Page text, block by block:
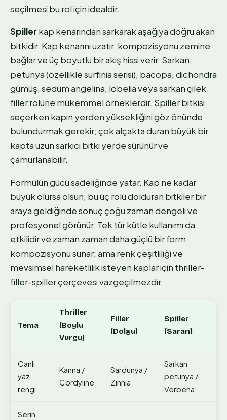
seçilmesi bu rol için idealdir.
Spiller kap kenarından sarkarak aşağıya doğru akan
bitkidir. Kap kenarını uzatır, kompozisyonu zemine
bağlar ve üç boyutlu bir akış hissi verir. Sarkan
petunya (özellikle surfinia serisi), bacopa, dichondra
gümüş, sedum angelina, lobelia veya sarkan çilek
filler rolüne mükemmel örneklerdir. Spiller bitkisi
seçerken kapın yerden yüksekliğini göz önünde
bulundurmak gerekir; çok alçakta duran büyük bir
kapta uzun sarkıcı bitki yerde sürünür ve
çamurlanabilir.
Formülün gücü sadeliğinde yatar. Kap ne kadar
büyük olursa olsun, bu üç rolü dolduran bitkiler bir
araya geldiğinde sonuç çoğu zaman dengeli ve
profesyonel görünür. Tek tür kütle kullanımı da
etkilidir ve zaman zaman daha güçlü bir form
kompozisyonu sunar; ama renk çeşitliliği ve
mevsimsel hareketlilik isteyen kaplar için thriller-
filler-spiller çerçevesi vazgeçilmezdir.
Tema
Thriller
(Boylu
Vurgu)
Filler
(Dolgu)
Spiller
(Saran)
Canlı
yaz
rengi
Kanna /
Cordyline
Sardunya /
Zinnia
Sarkan
petunya /
Verbena
Serin